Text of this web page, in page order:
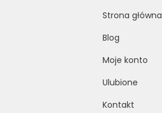
Strona główna
Blog
Moje konto
Ulubione
Kontakt